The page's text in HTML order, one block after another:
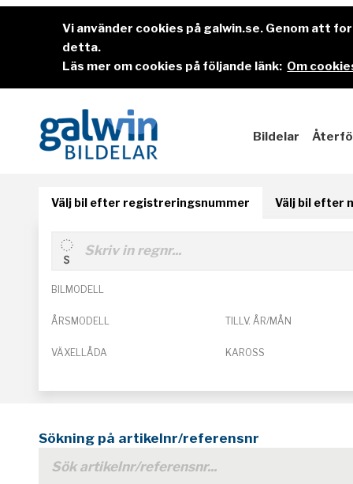
Vi använder cookies på galwin.se. Genom att
detta.
Läs mer om cookies på följande länk: Om
Bildelar
Välj bil efter registreringsnummer Välj bil efter
BILMODELL
ÅRSMODELL TILLV. ÅR/MÅN
VÄXELLÅDA KAROSS
Sökning på artikelnr/referensnr